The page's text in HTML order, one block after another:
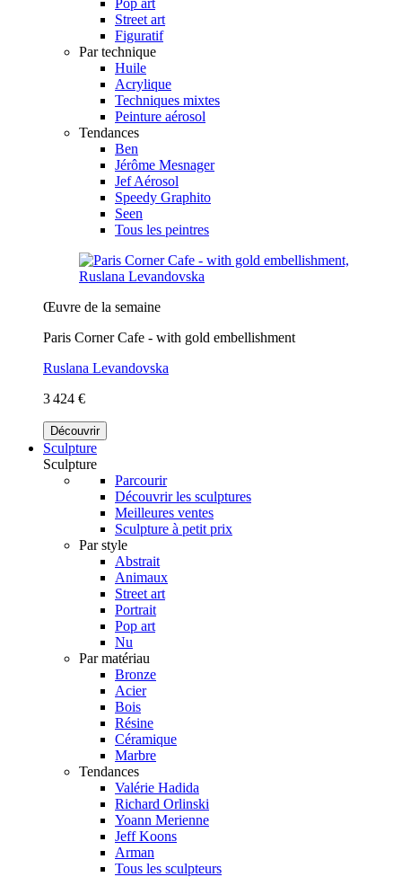
Street art
Figuratif
Par technique
Huile
Acrylique
Techniques mixtes
Peinture aérosol
Tendances
Ben
Jérôme Mesnager
Jef Aérosol
Speedy Graphito
Seen
Tous les peintres
Œuvre de la semaine
Paris Corner Cafe - with gold embellishment
Ruslana Levandovska
3 424 €
Découvrir
Sculpture
Sculpture
Parcourir
Découvrir les sculptures
Meilleures ventes
Sculpture à petit prix
Par style
Abstrait
Animaux
Street art
Portrait
Pop art
Nu
Par matériau
Bronze
Acier
Bois
Résine
Céramique
Marbre
Tendances
Valérie Hadida
Richard Orlinski
Yoann Merienne
Jeff Koons
Arman
Tous les sculpteurs